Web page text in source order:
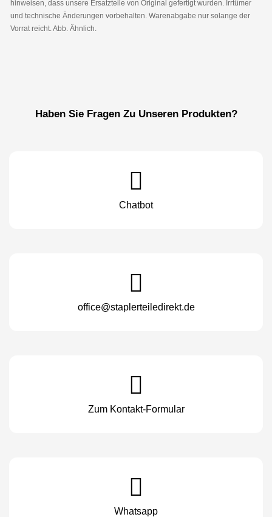
hinweisen, dass unsere Ersatzteile von Original gefertigt wurden. Irrtümer
und technische Änderungen vorbehalten. Warenabgabe nur solange der
Vorrat reicht. Abb. Ähnlich.
Haben Sie Fragen Zu Unseren Produkten?
Chatbot
office@staplerteiledirekt.de
Zum Kontakt-Formular
Whatsapp